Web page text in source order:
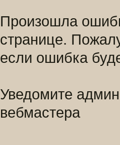
Произошла
странице.
если ошибка
Уведомите
вебмастера